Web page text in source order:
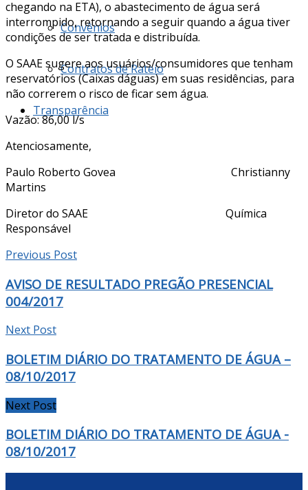
Convênios
Contratos de Rateio
Transparência
chegando na ETA), o abastecimento de água será
interrompido, retornando a seguir quando a água tiver
condições de ser tratada e distribuída.
O SAAE sugere aos usuários/consumidores que tenham
reservatórios (Caixas dáguas) em suas residências, para
não correrem o risco de ficar sem água.
Vazão: 86,00 l/s
Atenciosamente,
Paulo Roberto Govea Christianny
Martins
Diretor do SAAE Química
Responsável
Previous Post
AVISO DE RESULTADO PREGÃO PRESENCIAL
004/2017
Next Post
BOLETIM DIÁRIO DO TRATAMENTO DE ÁGUA –
08/10/2017
Next Post
BOLETIM DIÁRIO DO TRATAMENTO DE ÁGUA -
08/10/2017